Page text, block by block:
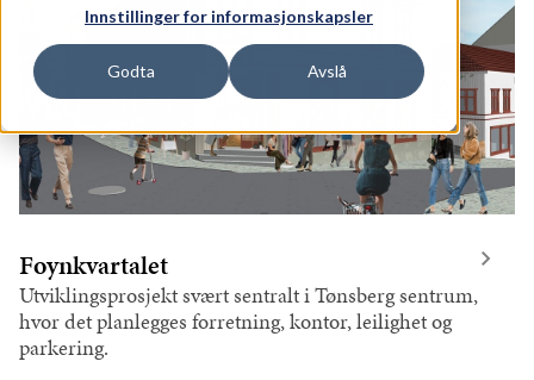
Innstillinger for informasjonskapsler
Godta Avslå
Foynkvartalet
Utviklingsprosjekt svært sentralt i Tønsberg sentrum,
hvor det planlegges forretning, kontor, leilighet og
parkering.